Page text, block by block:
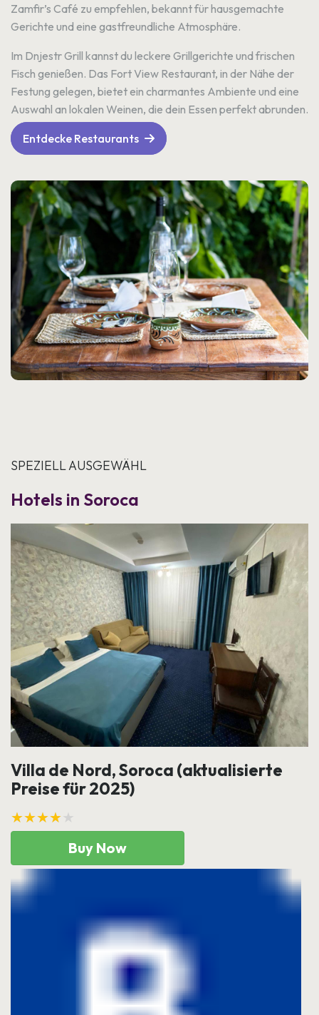
Zamfir’s Café zu empfehlen, bekannt für hausgemachte
Gerichte und eine gastfreundliche Atmosphäre.
Im Dnjestr Grill kannst du leckere Grillgerichte und frischen
Fisch genießen. Das Fort View Restaurant, in der Nähe der
Festung gelegen, bietet ein charmantes Ambiente und eine
Auswahl an lokalen Weinen, die dein Essen perfekt abrunden.
Entdecke Restaurants
SPEZIELL AUSGEWÄHL
Hotels in Soroca
Villa de Nord, Soroca (aktualisierte
Preise für 2025)
★★★★★
Buy Now